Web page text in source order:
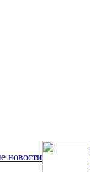
новости